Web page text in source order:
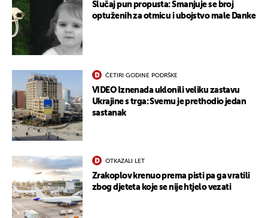
Slučaj pun propusta: Smanjuje se broj
optuženih za otmicu i ubojstvo male Danke
ČETIRI GODINE PODRŠKE
VIDEO Iznenada uklonili veliku zastavu
Ukrajine s trga: Svemu je prethodio jedan
sastanak
OTKAZALI LET
Zrakoplov krenuo prema pisti pa ga vratili
zbog djeteta koje se nije htjelo vezati